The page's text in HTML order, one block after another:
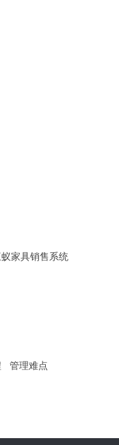
家具销售系统
管理难点